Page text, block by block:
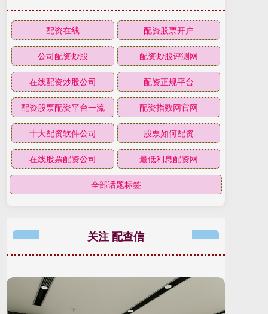
配资在线 配资股票开户
公司配资炒股 配资炒股评测网
在线配资炒股公司 配资正规平台
配资股票配资平台一流 配资指数网官网
十大配资软件公司 股票如何配资
在线股票配资公司 最低利息配资网
全部话题标签
关注 配查信